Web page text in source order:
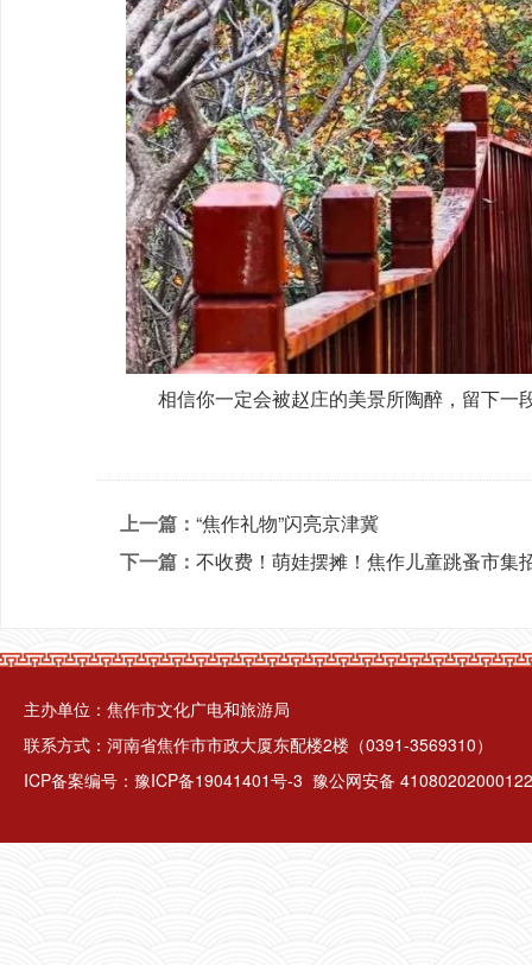
相信你一定会被赵庄的美景所陶醉，留下
上一篇： “焦作礼物”闪亮京津冀
下一篇： 不收费！萌娃摆摊！焦作儿童跳蚤市集
主办单位：焦作市文化广电和旅游局
联系方式：河南省焦作市市政大厦东配楼2楼（0391-3569310）
ICP备案编号： 豫ICP备19041401号-3 豫公网安备